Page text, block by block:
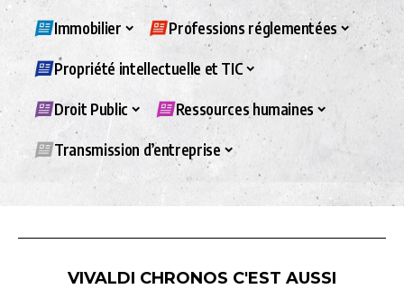
Immobilier Professions réglementées
Propriété intellectuelle et TIC
Droit Public Ressources humaines
Transmission d’entreprise
VIVALDI CHRONOS C'EST AUSSI